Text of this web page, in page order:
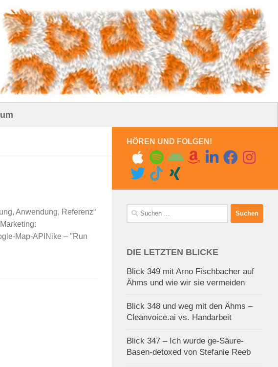
Anwendung, Referenz“
Map-APINike – "Run
HÖREN UND FOLGEN!
Suchen
nach:
DIE LETZTEN BLICKE
Blick 349 mit Arno Fischbacher auf
Ähms und wie wir sie vermeiden
Blick 348 und weg mit den Ähms –
Cleanvoice.ai vs. Handarbeit
Blick 347 – Ich wurde ge-Säure-
Basen-detoxed von Stefanie Reeb